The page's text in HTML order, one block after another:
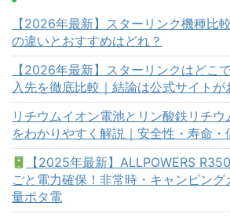
【2026年最新】スターリンク機種比
の違いとおすすめはどれ？
【2026年最新】スターリンクはどこ
入先を徹底比較｜結論は公式サイトが
リチウムイオン電池とリン酸鉄リチ
をわかりやすく解説｜安全性・寿命・
【2025年最新】ALLPOWERS
ごと電力確保！非常時・キャンピン
量ポタ電